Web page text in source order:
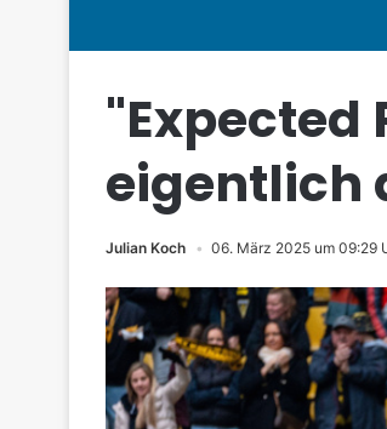
"Expected
eigentlich
Julian Koch 06. März 2025 um 09:29